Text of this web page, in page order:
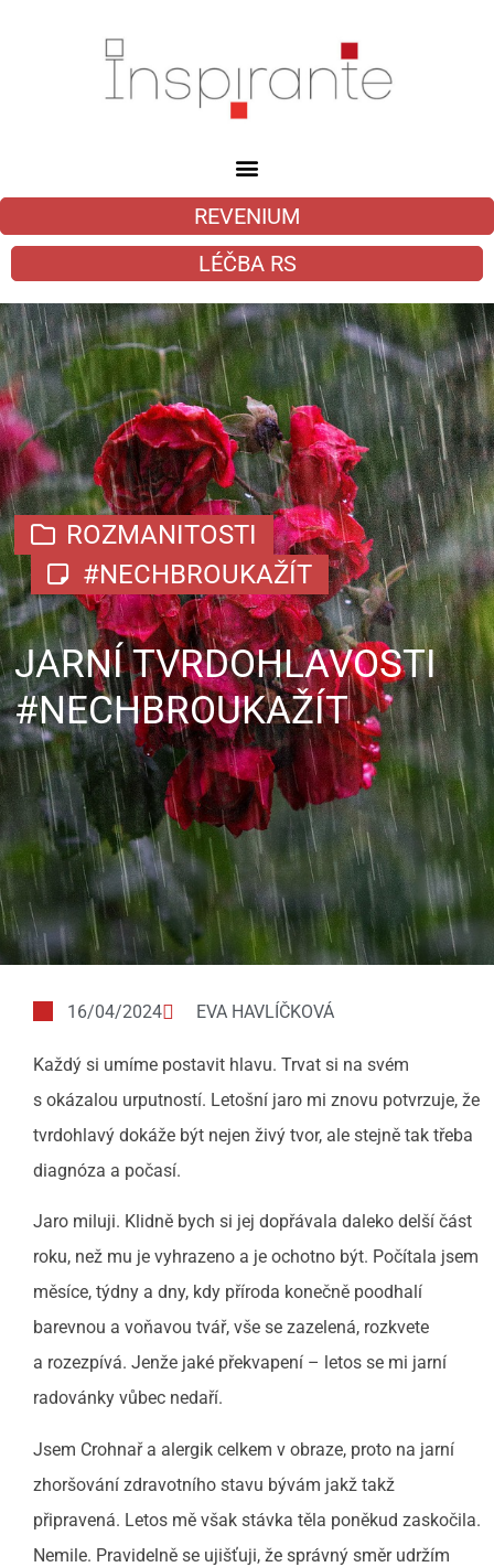
REVENIUM
LÉČBA RS
ROZMANITOSTI
#NECHBROUKAŽÍT
JARNÍ TVRDOHLAVOSTI
#NECHBROUKAŽÍT
16/04/2024 EVA HAVLÍČKOVÁ
Každý si umíme postavit hlavu. Trvat si na svém
s okázalou urputností. Letošní jaro mi znovu potvrzuje, že
tvrdohlavý dokáže být nejen živý tvor, ale stejně tak třeba
diagnóza a počasí.
Jaro miluji. Klidně bych si jej dopřávala daleko delší část
roku, než mu je vyhrazeno a je ochotno být. Počítala jsem
měsíce, týdny a dny, kdy příroda konečně poodhalí
barevnou a voňavou tvář, vše se zazelená, rozkvete
a rozezpívá. Jenže jaké překvapení – letos se mi jarní
radovánky vůbec nedaří.
Jsem Crohnař a alergik celkem v obraze, proto na jarní
zhoršování zdravotního stavu bývám jakž takž
připravená. Letos mě však stávka těla poněkud zaskočila.
Nemile. Pravidelně se ujišťuji, že správný směr udržím